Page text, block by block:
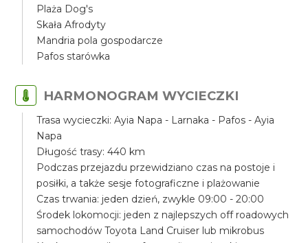
Plaża Dog's
Skała Afrodyty
Mandria pola gospodarcze
Pafos starówka
HARMONOGRAM WYCIECZKI
Trasa wycieczki: Ayia Napa - Larnaka - Pafos - Ayia
Napa
Długość trasy: 440 km
Podczas przejazdu przewidziano czas na postoje i
posiłki, a także sesje fotograficzne i plażowanie
Czas trwania: jeden dzień, zwykle 09:00 - 20:00
Środek lokomocji: jeden z najlepszych off roadowych
samochodów Toyota Land Cruiser lub mikrobus